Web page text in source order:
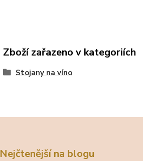
Zboží zařazeno v kategoriích
Stojany na víno
Nejčtenější na blogu